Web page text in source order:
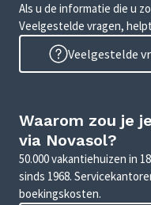
Als u de informatie die u
Veelgestelde vragen,
Veelgestelde
Waarom zou je
via Novasol?
50.000 vakantiehuizen in
sinds 1968.
boekingskosten.